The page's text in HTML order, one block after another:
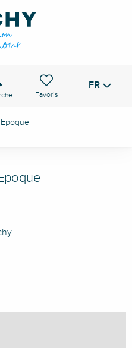
Voir les favoris FR